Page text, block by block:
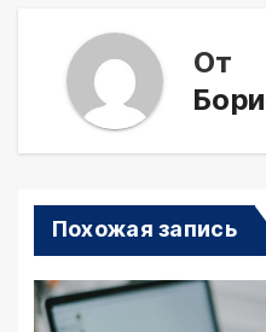
От
Похожая запись